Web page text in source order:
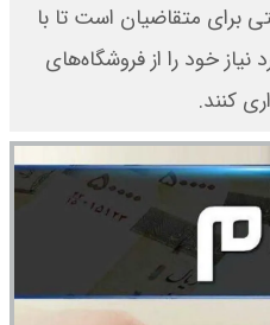
برای متقاضیان است تا با
خود را از فروشگاه‌های
کنند.